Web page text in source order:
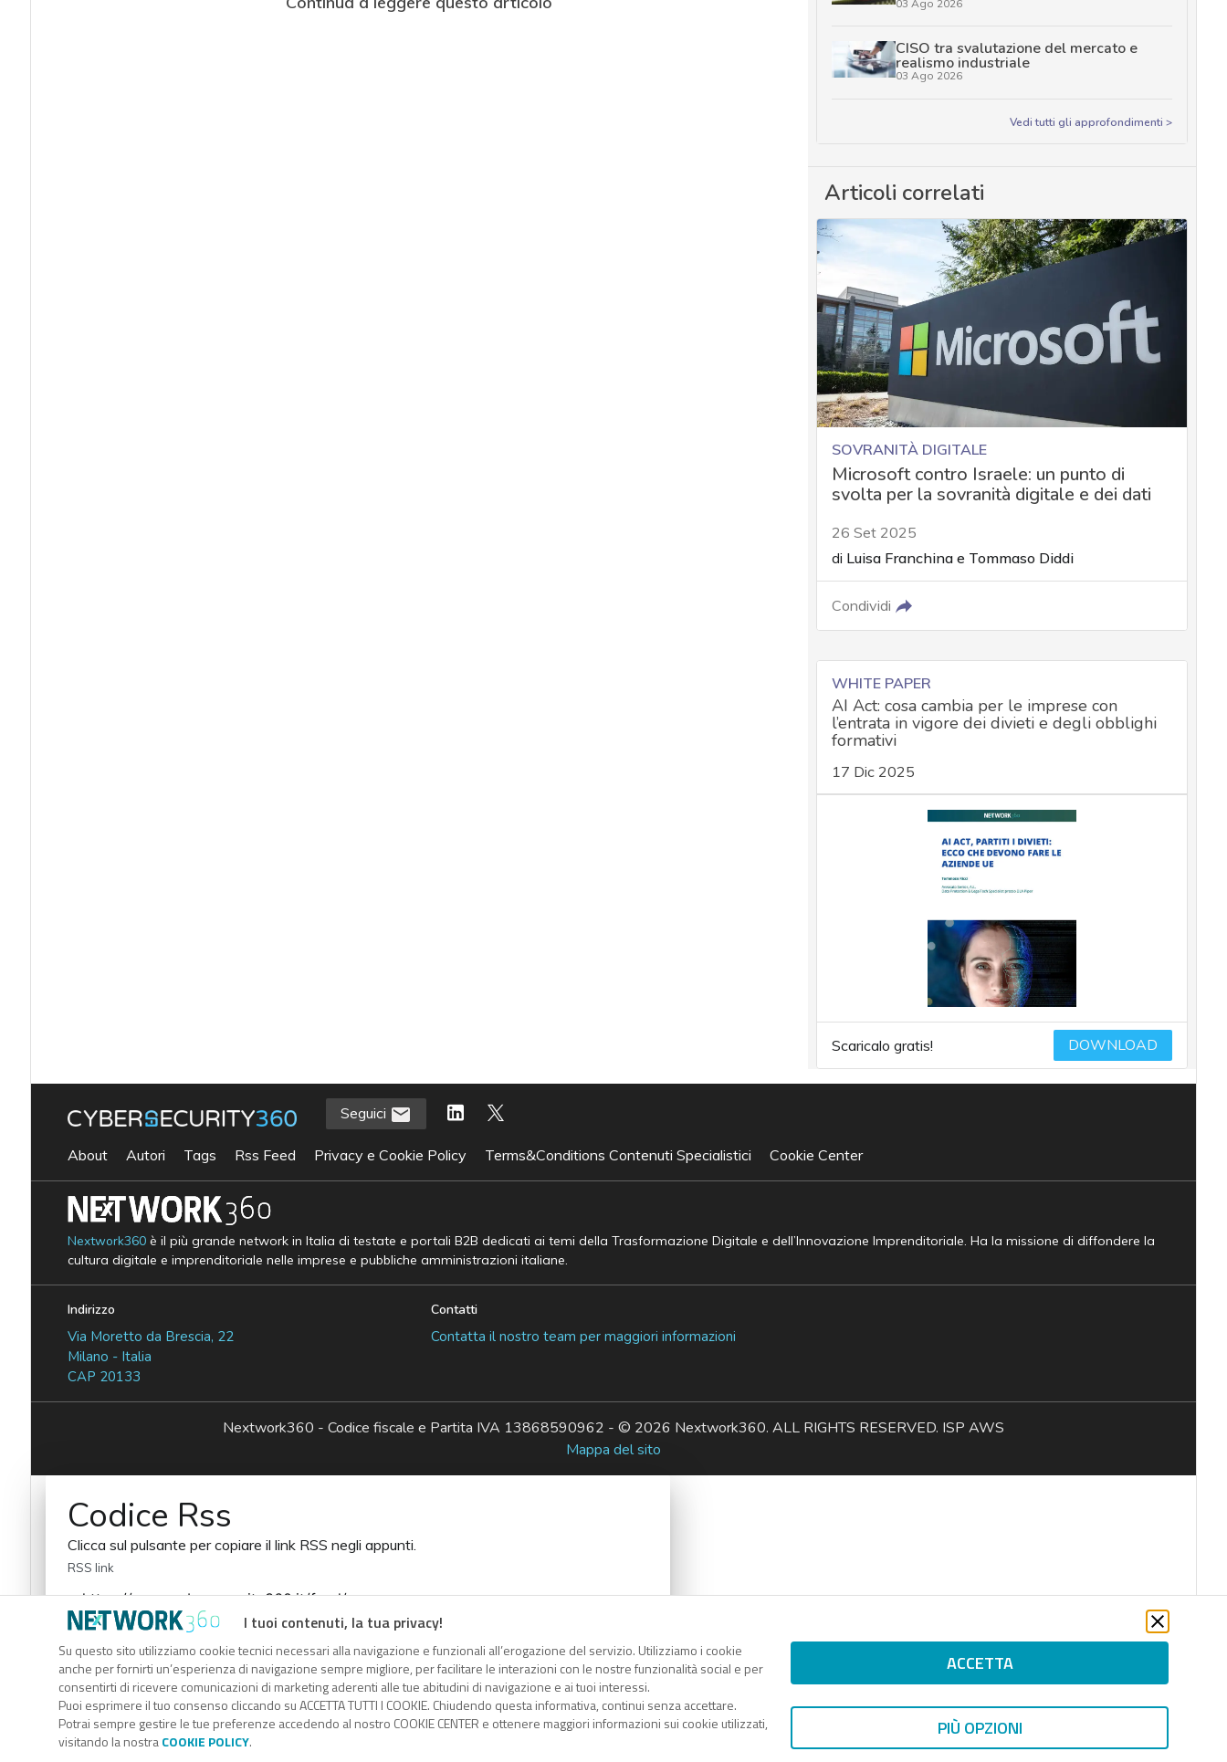
03 Ago 2026
CISO tra svalutazione del mercato e
realismo industriale
03 Ago 2026
Vedi tutti gli approfondimenti >
Articoli correlati
SOVRANITÀ DIGITALE
Microsoft contro Israele: un punto di
svolta per la sovranità digitale e dei dati
26 Set 2025
di Luisa Franchinae Tommaso Diddi
Condividi
WHITE PAPER
AI Act: cosa cambia per le imprese con
l’entrata in vigore dei divieti e degli obblighi
formativi
17 Dic 2025
Scaricalo gratis! DOWNLOAD
I tuoi contenuti, la tua privacy!
Su questo sito utilizziamo cookie tecnici necessari alla navigazione e funzionali all’erogazione del servizio. Utilizziamo i cookie
anche per fornirti un’esperienza di navigazione sempre migliore, per facilitare le interazioni con le nostre funzionalità social e per
consentirti di ricevere comunicazioni di marketing aderenti alle tue abitudini di navigazione e ai tuoi interessi.
Puoi esprimere il tuo consenso cliccando su ACCETTA TUTTI I COOKIE. Chiudendo questa informativa, continui senza accettare.
Potrai sempre gestire le tue preferenze accedendo al nostro COOKIE CENTER e ottenere maggiori informazioni sui cookie utilizzati,
visitando la nostraCOOKIE POLICY.
ACCETTA
PIÙ OPZIONI
Seguici
About Autori Tags Rss Feed Privacy e Cookie Policy Terms&Conditions Contenuti Specialistici Cookie Center
Nextwork360è il più grande network in Italia di testate e portali B2B dedicati ai temi della Trasformazione Digitale e dell’Innovazione Imprenditoriale. Ha la missione di diffondere la
cultura digitale e imprenditoriale nelle imprese e pubbliche amministrazioni italiane.
Indirizzo
Via Moretto da Brescia, 22
Milano - Italia
CAP 20133
Contatti
Contatta il nostro team per maggiori informazioni
Nextwork360 - Codice fiscale e Partita IVA 13868590962 - © 2026 Nextwork360. ALL RIGHTS RESERVED. ISP AWS
Mappa del sito
Codice Rss
Clicca sul pulsante per copiare il link RSS negli appunti.
RSS link
COPIA LINK
Codice Rss